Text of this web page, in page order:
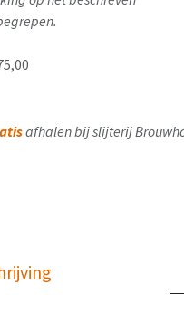
afhalen bij slijterij